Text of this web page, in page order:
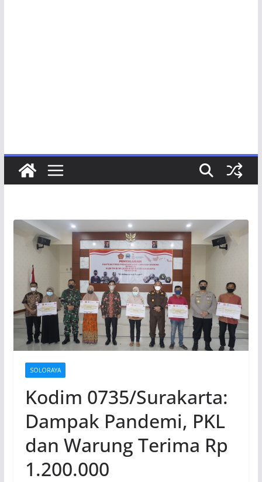
SOLORAYA
Kodim 0735/Surakarta:
Dampak Pandemi, PKL
dan Warung Terima Rp
1.200.000